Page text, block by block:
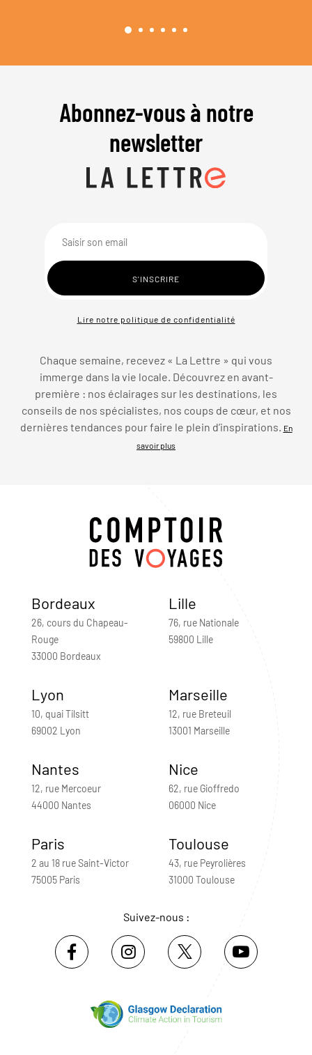
Abonnez-vous à notre
newsletter
Lire notre politique de confidentialité
Chaque semaine, recevez « La Lettre » qui vous
immerge dans la vie locale. Découvrez en avant-
première : nos éclairages sur les destinations, les
conseils de nos spécialistes, nos coups de cœur, et nos
dernières tendances pour faire le plein d’inspirations. En
savoir plus
Bordeaux
26, cours du Chapeau-
Rouge
33000 Bordeaux
Lille
76, rue Nationale
59800 Lille
Lyon
10, quai Tilsitt
69002 Lyon
Marseille
12, rue Breteuil
13001 Marseille
Nantes
12, rue Mercoeur
44000 Nantes
Nice
62, rue Gioffredo
06000 Nice
Paris
2 au 18 rue Saint-Victor
75005 Paris
Toulouse
43, rue Peyrolières
31000 Toulouse
Suivez-nous :